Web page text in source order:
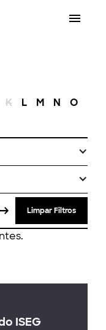
K L M N O
Limpar Filtros
ISEG